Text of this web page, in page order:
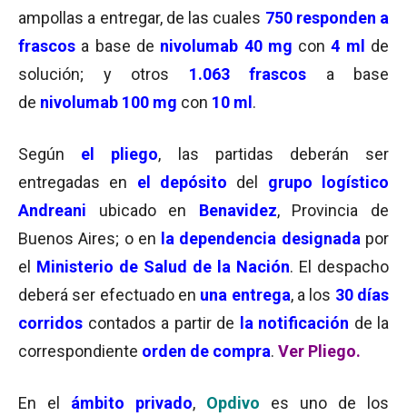
ampollas a entregar, de las cuales 750 responden a
frascos a base de nivolumab 40 mg con 4 ml de
solución; y otros 1.063 frascos
a base
de nivolumab 100 mg con 10 ml .
Según el pliego, las partidas deberán ser
entregadas en
el depósito del
grupo logístico
Andreani
ubicado en Benavidez, Provincia de
Buenos Aires; o en la dependencia designada por
el Ministerio de Salud de la Nación. El despacho
deberá ser efectuado en una entrega, a los 30 días
corridos contados a partir de la notificación de la
correspondiente orden de compra. Ver Pliego.
En el ámbito privado, Opdivo es uno de los